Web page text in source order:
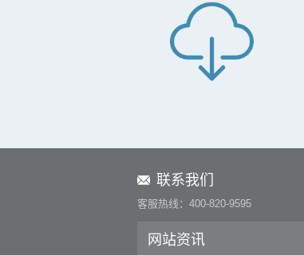
联系我们
客服热线：400-820-9595
网站资讯